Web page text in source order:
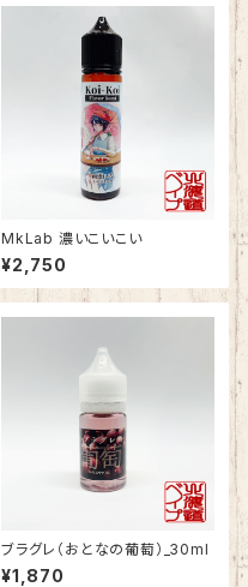
MkLab 濃いこいこい
¥2,750
ブラグレ（おとなの葡萄）_30ml
¥1,870